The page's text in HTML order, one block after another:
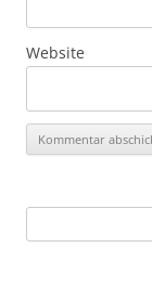
Website
nach: